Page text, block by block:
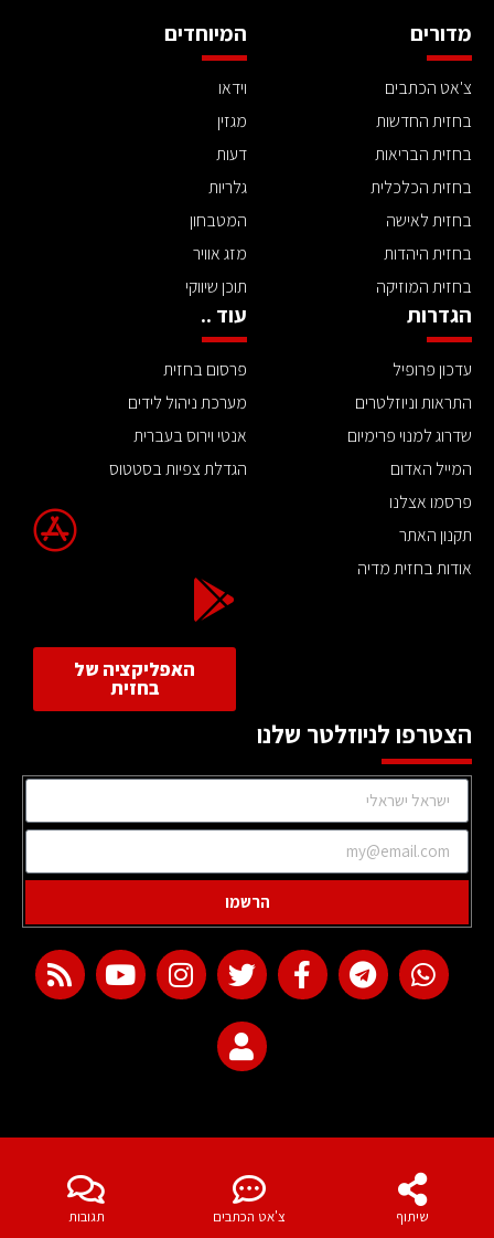
שיתוף צ'אט הכתבים תגובות
מדורים
צ'אט הכתבים
בחזית החדשות
בחזית הבריאות
בחזית הכלכלית
בחזית לאישה
בחזית היהדות
בחזית המוזיקה
המיוחדים
וידאו
מגזין
דעות
גלריות
המטבחון
מזג אוויר
תוכן שיווקי
הגדרות
עדכון פרופיל
התראות וניוזלטרים
שדרוג למנוי פרימיום
המייל האדום
פרסמו אצלנו
תקנון האתר
אודות בחזית מדיה
עוד ..
פרסום בחזית
מערכת ניהול לידים
אנטי וירוס בעברית
הגדלת צפיות בסטטוס
האפליקציה של
בחזית
הצטרפו לניוזלטר שלנו
הרשמו
web development